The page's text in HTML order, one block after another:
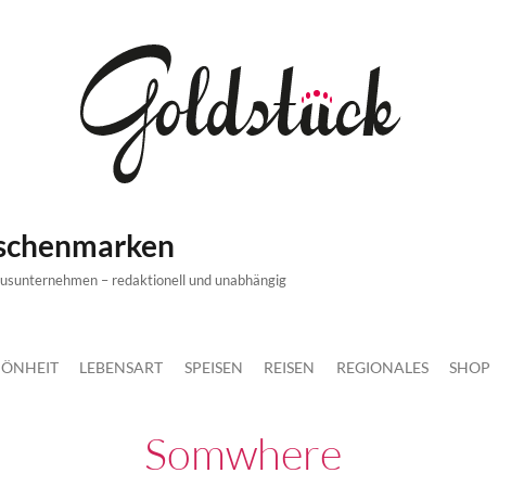
– redaktionell und unabhängig
LEBENSART SPEISEN REISEN REGIONALES SHOP
Somwhere